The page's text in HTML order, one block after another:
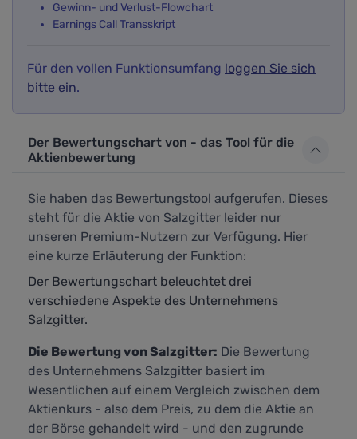
Gewinn- und Verlust-Flowchart
Earnings Call Transskript
Für den vollen Funktionsumfang loggen Sie sich
bitte ein.
Der Bewertungschart von - das Tool für die
Aktienbewertung
Sie haben das Bewertungstool aufgerufen. Dieses
steht für die Aktie von Salzgitter leider nur
unseren Premium-Nutzern zur Verfügung. Hier
eine kurze Erläuterung der Funktion:
Der Bewertungschart beleuchtet drei
verschiedene Aspekte des Unternehmens
Salzgitter.
Die Bewertung von Salzgitter: Die Bewertung
des Unternehmens Salzgitter basiert im
Wesentlichen auf einem Vergleich zwischen dem
Aktienkurs - also dem Preis, zu dem die Aktie an
der Börse gehandelt wird - und den zugrunde